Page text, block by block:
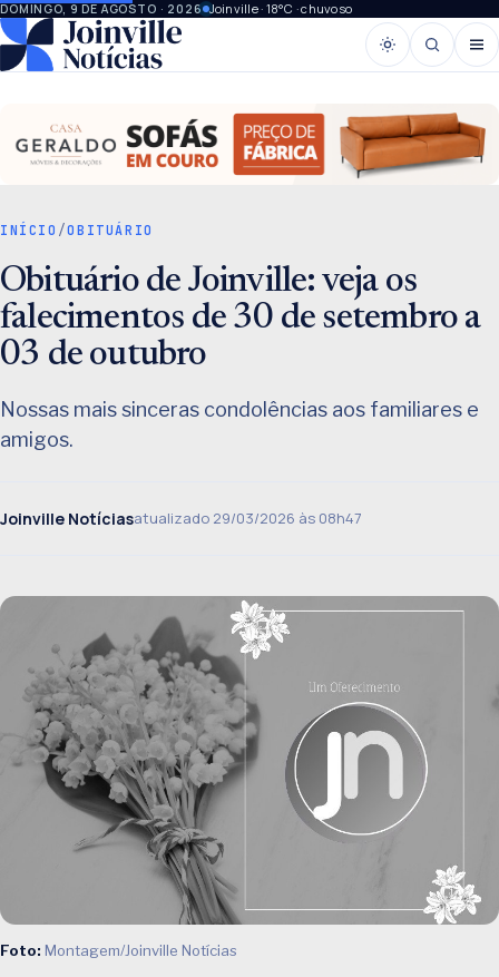
DOMINGO, 9 DE AGOSTO · 2026 Joinville · 18°C · chuvoso
INÍCIO /OBITUÁRIO
Obituário de Joinville: veja os
falecimentos de 30 de setembro a
03 de outubro
Nossas mais sinceras condolências aos familiares e
amigos.
Joinville Notíciasatualizado 29/03/2026 às 08h47
Foto: Montagem/Joinville Notícias